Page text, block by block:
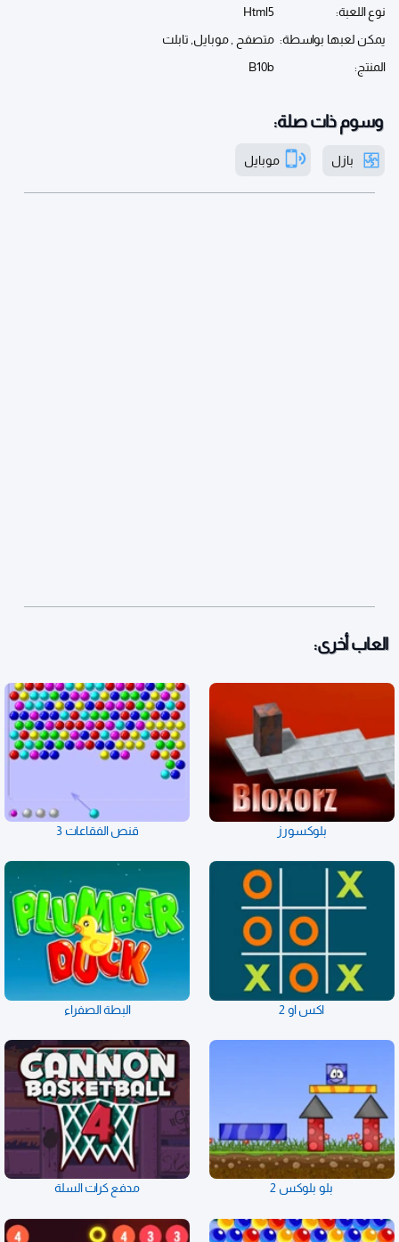
نوع اللعبة:
Html5
يمكن لعبها بواسطة: متصفح , موبايل, تابلت
المنتج:
B10b
وسوم ذات صلة:
بازل موبايل
العاب أخرى:
بلوكسورز قنص الفقاعات 3
اكس او 2 البطة الصفراء
بلو بلوكس 2 مدفع كرات السلة